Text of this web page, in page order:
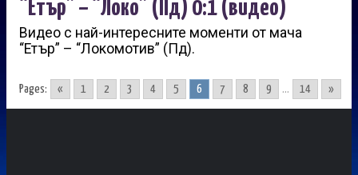
“Етър” – “Локо” (Пд) 0:1 (видео)
Видео с най-интересните моменти от мача
“Етър” – “Локомотив” (Пд).
Pages: « 1 2 3 4 5 6 7 8 9 ... 14 »